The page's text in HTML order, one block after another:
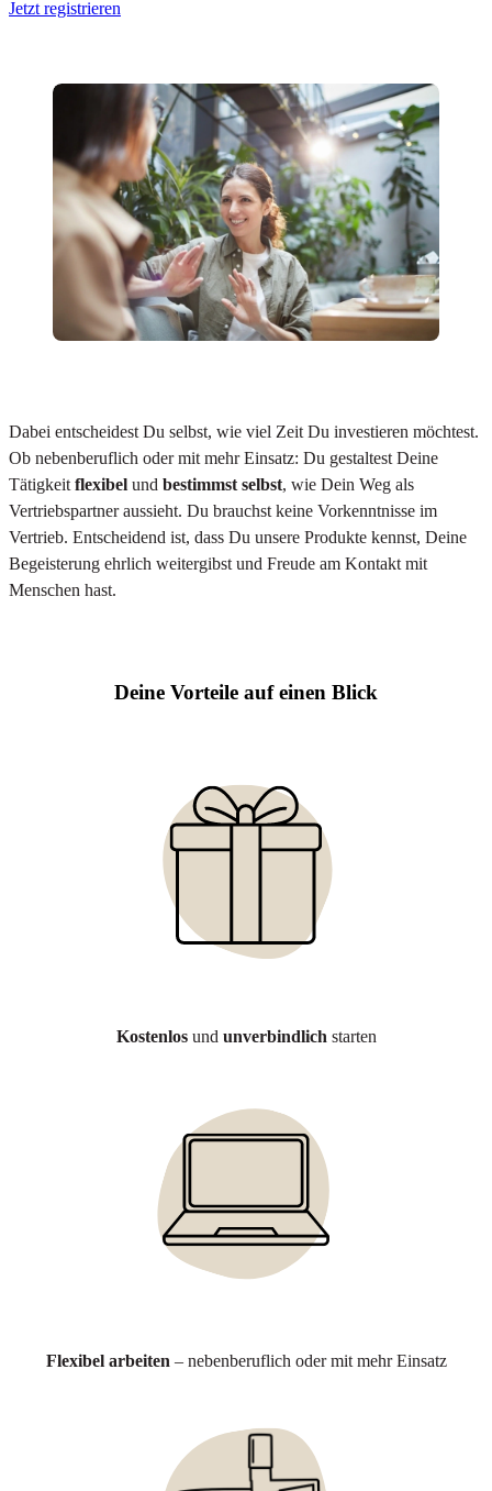
Jetzt registrieren
Dabei entscheidest Du selbst, wie viel Zeit Du investieren möchtest.
Ob nebenberuflich oder mit mehr Einsatz: Du gestaltest Deine
Tätigkeitflexibel und bestimmst selbst, wie Dein Weg als
Vertriebspartner aussieht. Du brauchst keine Vorkenntnisse im
Vertrieb. Entscheidend ist, dass Du unsere Produkte kennst, Deine
Begeisterung ehrlich weitergibst und Freude am Kontakt mit
Menschen hast.
Deine Vorteile auf einen Blick
Kostenlos und unverbindlich starten
Flexibel arbeiten – nebenberuflich oder mit mehr Einsatz